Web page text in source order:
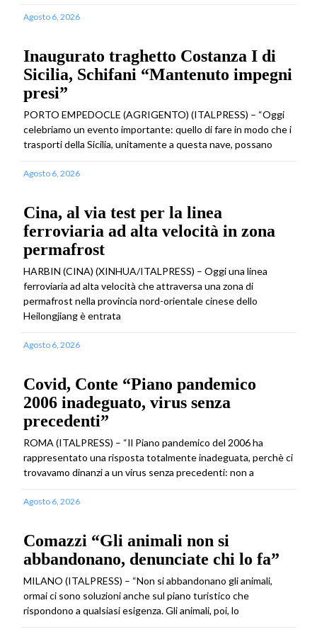
Agosto 6, 2026
Inaugurato traghetto Costanza I di
Sicilia, Schifani “Mantenuto impegni
presi”
PORTO EMPEDOCLE (AGRIGENTO) (ITALPRESS) – “Oggi
celebriamo un evento importante: quello di fare in modo che i
trasporti della Sicilia, unitamente a questa nave, possano
Agosto 6, 2026
Cina, al via test per la linea
ferroviaria ad alta velocità in zona
permafrost
HARBIN (CINA) (XINHUA/ITALPRESS) – Oggi una linea
ferroviaria ad alta velocità che attraversa una zona di
permafrost nella provincia nord-orientale cinese dello
Heilongjiang è entrata
Agosto 6, 2026
Covid, Conte “Piano pandemico
2006 inadeguato, virus senza
precedenti”
ROMA (ITALPRESS) – “Il Piano pandemico del 2006 ha
rappresentato una risposta totalmente inadeguata, perchè ci
trovavamo dinanzi a un virus senza precedenti: non a
Agosto 6, 2026
Comazzi “Gli animali non si
abbandonano, denunciate chi lo fa”
MILANO (ITALPRESS) – “Non si abbandonano gli animali,
ormai ci sono soluzioni anche sul piano turistico che
rispondono a qualsiasi esigenza. Gli animali, poi, lo